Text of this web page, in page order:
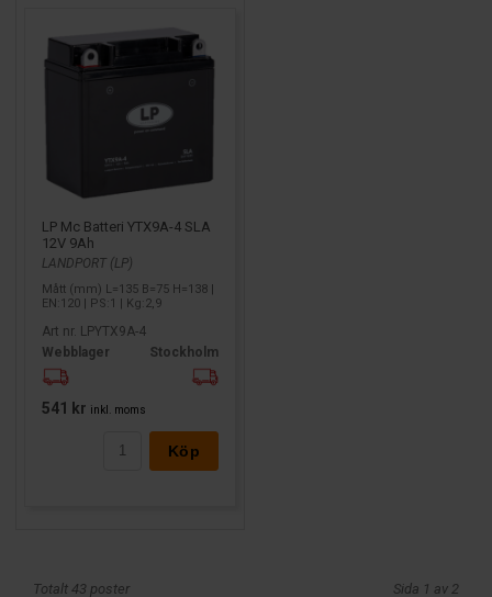
LP Mc Batteri YTX9A-4 SLA
12V 9Ah
LANDPORT (LP)
Mått (mm) L=135 B=75 H=138 |
EN:120 | PS:1 | Kg:2,9
Art nr. LPYTX9A-4
Webblager
Stockholm
541 kr inkl. moms
Köp
Totalt 43 poster Sida 1 av 2